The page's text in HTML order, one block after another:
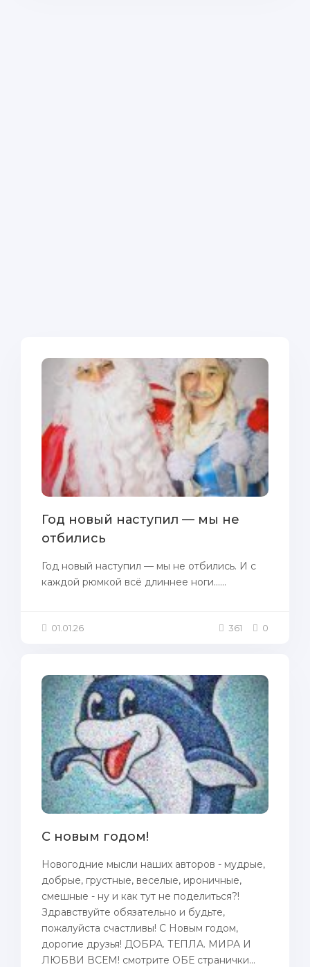
Год новый наступил — мы не
отбились
Год новый наступил — мы не отбились. И с
каждой рюмкой всё длиннее ноги…...
01.01.26 361 0
С новым годом!
Новогодние мысли наших авторов - мудрые,
добрые, грустные, веселые, ироничные,
смешные - ну и как тут не поделиться?!
Здравствуйте обязательно и будьте,
пожалуйста счастливы! С Новым годом,
дорогие друзья! ДОБРА. ТЕПЛА. МИРА И
ЛЮБВИ ВСЕМ! смотрите ОБЕ странички...